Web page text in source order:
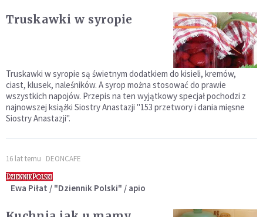
Truskawki w syropie
Truskawki w syropie są świetnym dodatkiem do kisieli, kremów,
ciast, klusek, naleśników. A syrop można stosować do prawie
wszystkich napojów. Przepis na ten wyjątkowy specjał pochodzi z
najnowszej książki Siostry Anastazji "153 przetwory i dania mięsne
Siostry Anastazji".
16 lat temu DEONCAFE
Ewa Piłat / "Dziennik Polski" / apio